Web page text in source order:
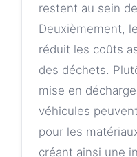
restent au sein
Deuxièmement,
réduit les coûts
des déchets.
mise en
véhicules
pour les
créant ainsi une